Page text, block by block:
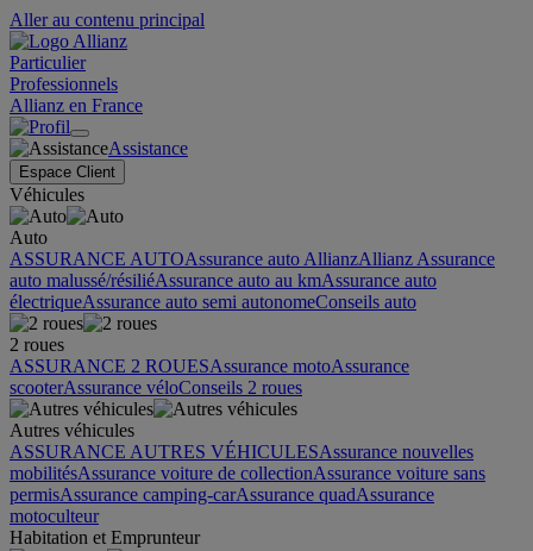
Aller au contenu principal
Particulier
Professionnels
Allianz en France
Assistance
Espace Client
Véhicules
Auto
ASSURANCE AUTOAssurance auto AllianzAllianz Assurance
auto malussé/résiliéAssurance auto au kmAssurance auto
électriqueAssurance auto semi autonomeConseils auto
2 roues
ASSURANCE 2 ROUESAssurance motoAssurance
scooterAssurance véloConseils 2 roues
Autres véhicules
ASSURANCE AUTRES VÉHICULESAssurance nouvelles
mobilitésAssurance voiture de collectionAssurance voiture sans
permisAssurance camping-carAssurance quadAssurance
motoculteur
Habitation et Emprunteur